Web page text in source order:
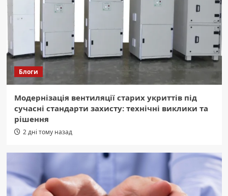
Блоги
Модернізація вентиляції старих укриттів під
сучасні стандарти захисту: технічні виклики та
рішення
2 дні тому назад